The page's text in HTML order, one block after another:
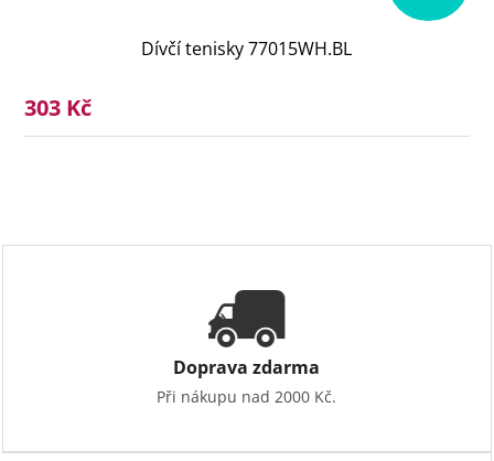
Dívčí tenisky 77015WH.BL
303 Kč
Doprava zdarma
Při nákupu nad 2000 Kč.